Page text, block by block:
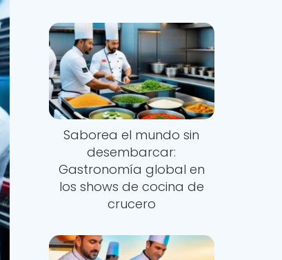
Saborea el mundo sin
desembarcar:
Gastronomía global en
los shows de cocina de
crucero